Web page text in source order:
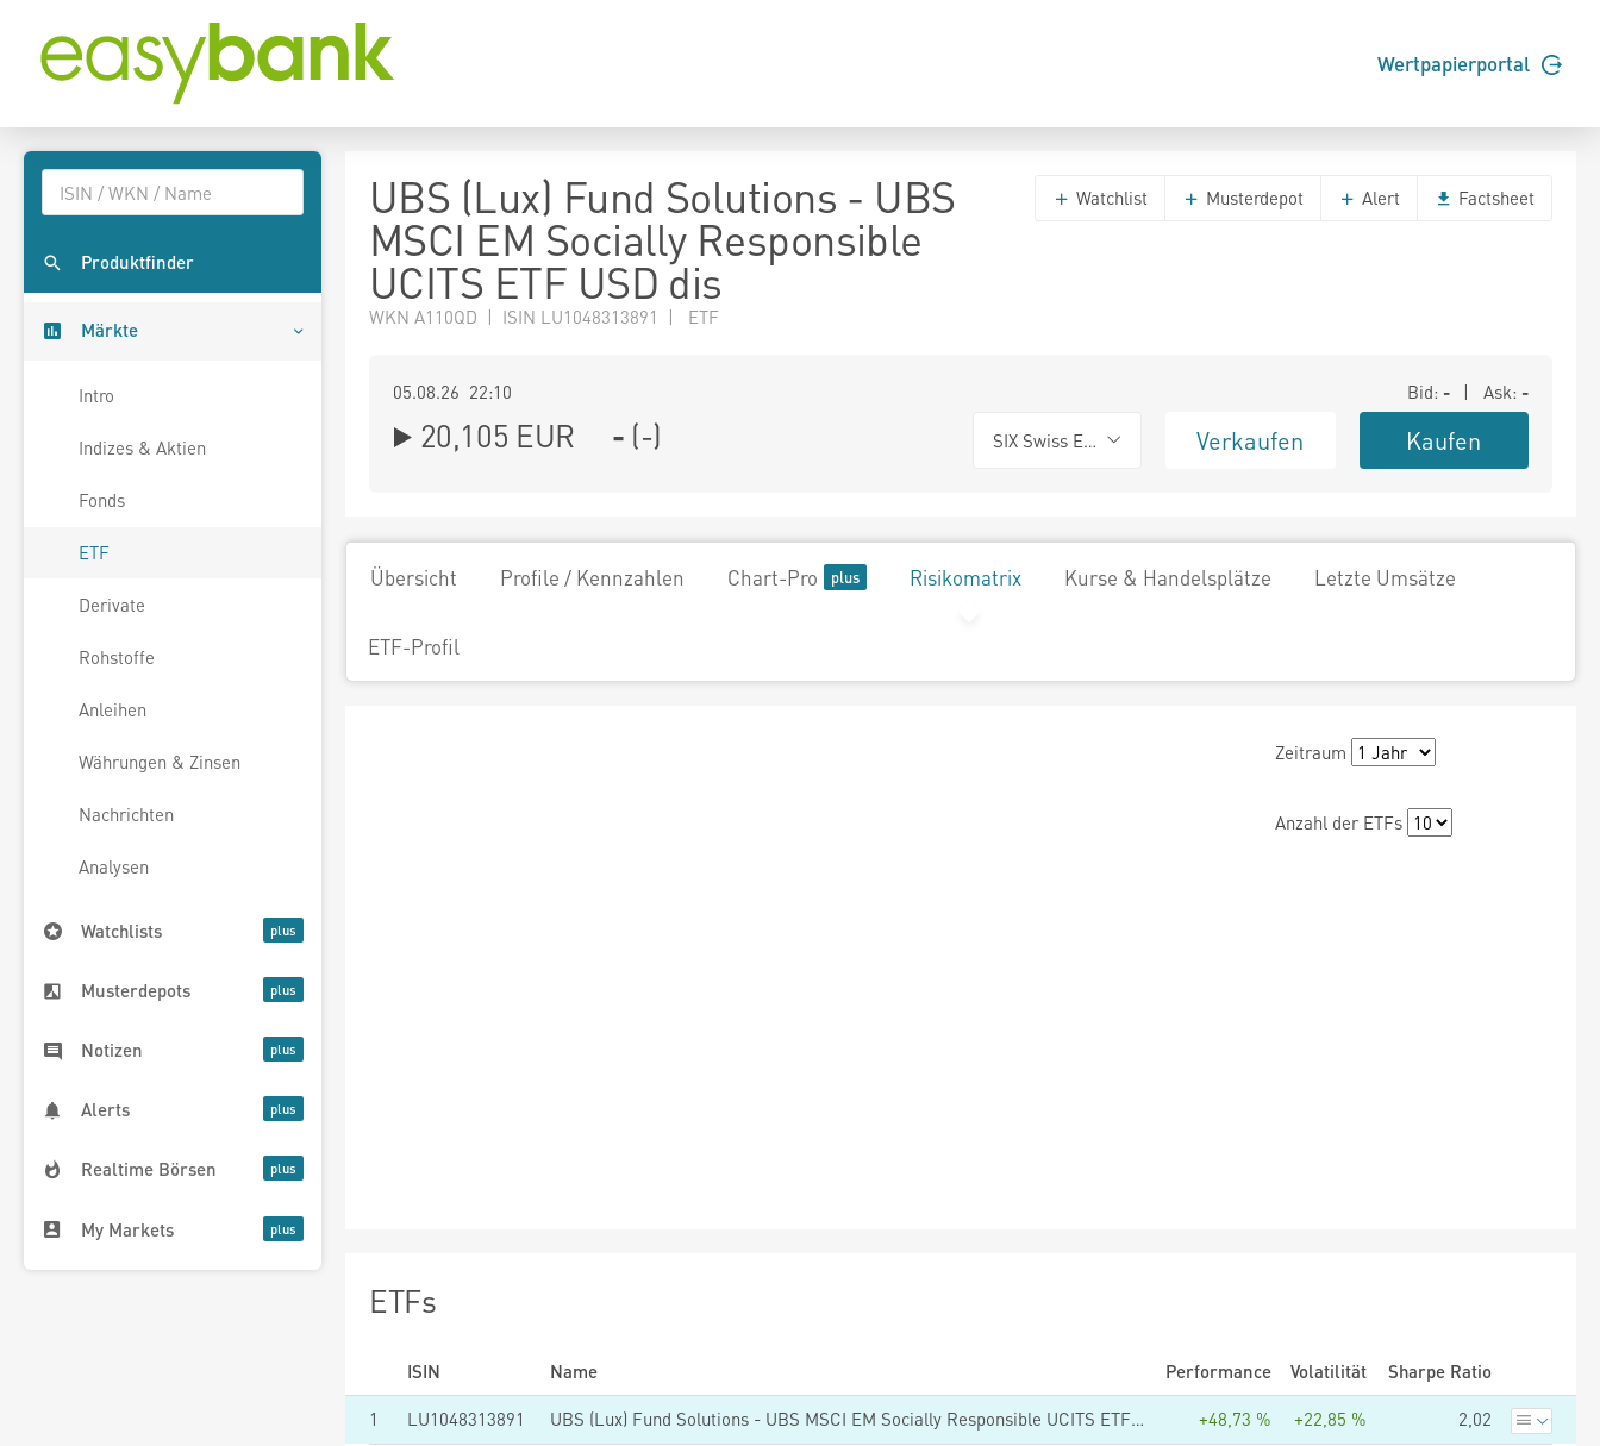
Wertpapierportal
Produktfinder
Märkte
Intro
Indizes & Aktien
Fonds
ETF
Derivate
Rohstoffe
Anleihen
Währungen & Zinsen
Nachrichten
Analysen
Watchlists
Musterdepots
Notizen
Alerts
Realtime Börsen
My Markets
UBS (Lux) Fund Solutions - UBS
MSCI EM Socially Responsible
UCITS ETF USD dis
WKN A110QD | ISIN LU1048313891 | ETF
Watchlist Musterdepot Alert Factsheet
05.08.26 22:10 Bid: - | Ask: -
20,105 EUR - (-) SIX Swiss Exchange Verkaufen Kaufen
Übersicht Profile / Kennzahlen Chart-Pro Risikomatrix Kurse & Handelsplätze Letzte Umsätze
ETF-Profil
Zeitraum
Anzahl der ETFs
ETFs
ISIN Name Performance Volatilität
Sharpe Ratio
1
LU1048313891 UBS (Lux) Fund Solutions - UBS MSCI EM Socially Responsible UCITS ETF USD dis +48,73 % +22,85 % 2,02